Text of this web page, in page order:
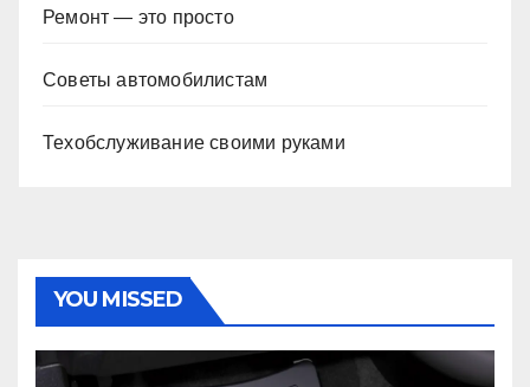
Ремонт — это просто
Советы автомобилистам
Техобслуживание своими руками
YOU MISSED